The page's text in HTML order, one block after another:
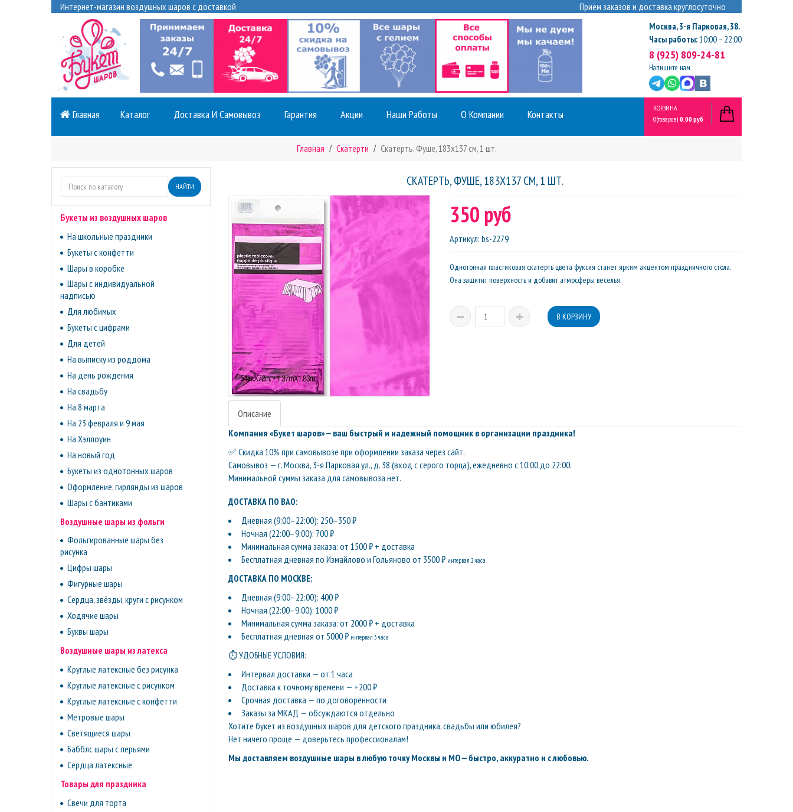
Интернет-магазин воздушных шаров с доставкой Приём заказов и доставка круглосуточно
Москва,3-я Парковая, 38.
Часы работы:10:00 – 22:00
8 (925) 809-24-81
Напишите нам
Главная Каталог Доставка И Самовывоз Гарантия Акции Наши Работы О Компании Контакты
КОРЗИНА
0(товаров) 0,00 руб
Главная Скатерти Скатерть, Фуше, 183х137 см, 1 шт.
НАЙТИ
Букеты из воздушных шаров
На школьные праздники
Букеты с конфетти
Шары в коробке
Шары с индивидуальной
надписью
Для любимых
Букеты с цифрами
Для детей
На выписку из роддома
На день рождения
На свадьбу
На 8 марта
На 23 февраля и 9 мая
На Хэллоуин
На новый год
Букеты из однотонных шаров
Оформление, гирлянды из шаров
Шары с бантиками
Воздушные шары из фольги
Фольгированные шары без
рисунка
Цифры шары
Фигурные шары
Сердца, звёзды, круги с рисунком
Ходячие шары
Буквы шары
Воздушные шары из латекса
Круглые латексные без рисунка
Круглые латексные с рисунком
Круглые латексные с конфетти
Метровые шары
Светящиеся шары
Бабблс шары с перьями
Сердца латексные
Товары для праздника
Свечи для торта
СКАТЕРТЬ, ФУШЕ, 183Х137 СМ, 1 ШТ.
350 руб
Артикул: bs-2279
Однотонная пластиковая скатерть цвета фуксия станет ярким акцентом праздничного стола.
Она защитит поверхность и добавит атмосферы веселья.
Описание
Компания «Букет шаров» — ваш быстрый и надежный помощник в организации праздника!
✅ Скидка 10% при самовывозе при оформлении заказа через сайт.
Самовывоз — г. Москва, 3-я Парковая ул., д. 38 (вход с серого торца), ежедневно с 10:00 до 22:00.
Минимальной суммы заказа для самовывоза нет.
ДОСТАВКА ПО ВАО:
Дневная (9:00–22:00): 250–350 ₽
Ночная (22:00–9:00): 700 ₽
Минимальная сумма заказа: от 1500 ₽ + доставка
Бесплатная дневная по Измайлово и Гольяново от 3500 ₽ интервал 2 часа
ДОСТАВКА ПО МОСКВЕ:
Дневная (9:00–22:00): 400 ₽
Ночная (22:00–9:00): 1000 ₽
Минимальная сумма заказа: от 2000 ₽ + доставка
Бесплатная дневная от 5000 ₽ интервал 3 часа
⏱ УДОБНЫЕ УСЛОВИЯ:
Интервал доставки — от 1 часа
Доставка к точному времени — +200 ₽
Срочная доставка — по договорённости
Заказы за МКАД — обсуждаются отдельно
Хотите букет из воздушных шаров для детского праздника, свадьбы или юбилея?
Нет ничего проще — доверьтесь профессионалам!
Мы доставляем воздушные шары в любую точку Москвы и МО — быстро, аккуратно и с любовью.